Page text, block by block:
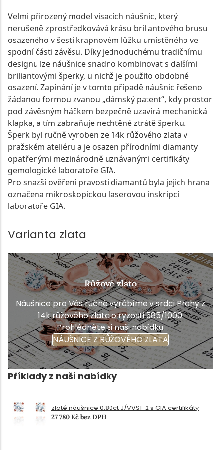
Velmi přirozený model visacích náušnic, který
nerušeně zprostředkovává krásu briliantového brusu
osazeného v šesti krapnovém lůžku umístěného ve
spodní části závěsu. Díky jednoduchému tradičnímu
designu lze náušnice snadno kombinovat s dalšími
briliantovými šperky, u nichž je použito obdobné
osazení. Zapínání je v tomto případě náušnic řešeno
žádanou formou zvanou „dámský patent“, kdy prostor
pod závěsným háčkem bezpečně uzavírá mechanická
klapka, a tím zabraňuje nechtěné ztrátě šperku.
Šperk byl ručně vyroben ze 14k růžového zlata v
pražském ateliéru a je osazen přírodními diamanty
opatřenými mezinárodně uznávanými certifikáty
gemologické laboratoře GIA.
Pro snazší ověření pravosti diamantů byla jejich hrana
označena mikroskopickou laserovou inskripcí
laboratoře GIA.
Varianta zlata
Růžové zlato
Náušnice pro Vás ručně vyrábíme v srdci Prahy z
14k růžového zlata o ryzosti 585/1000.
Prohlédněte si naši nabídku.
NÁUŠNICE Z RŮŽOVÉHO ZLATA
Příklady z naší nabídky
zlaté náušnice 0.80ct J/VVS1-2 s GIA certifikáty
27 780 Kč bez DPH